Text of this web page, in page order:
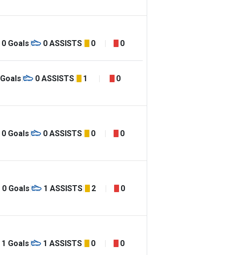
0 Goals 0 ASSISTS 0 0
Goals 0 ASSISTS 1 0
0 Goals 0 ASSISTS 0 0
0 Goals 1 ASSISTS 2 0
1 Goals 1 ASSISTS 0 0